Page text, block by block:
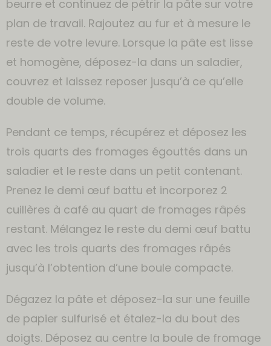
beurre et continuez de pétrir la pâte sur votre
plan de travail. Rajoutez au fur et à mesure le
reste de votre levure. Lorsque la pâte est lisse
et homogène, déposez-la dans un saladier,
couvrez et laissez reposer jusqu’à ce qu’elle
double de volume.
Pendant ce temps, récupérez et déposez les
trois quarts des fromages égouttés dans un
saladier et le reste dans un petit contenant.
Prenez le demi œuf battu et incorporez 2
cuillères à café au quart de fromages râpés
restant. Mélangez le reste du demi œuf battu
avec les trois quarts des fromages râpés
jusqu’à l’obtention d’une boule compacte.
Dégazez la pâte et déposez-la sur une feuille
de papier sulfurisé et étalez-la du bout des
doigts. Déposez au centre la boule de fromage